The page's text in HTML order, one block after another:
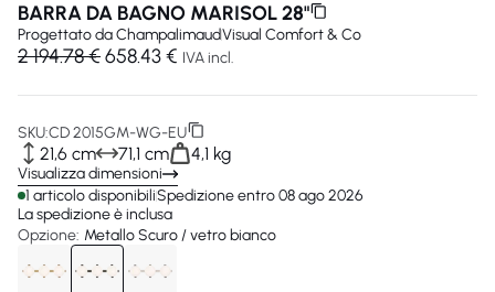
BARRA DA BAGNO MARISOL 28"
Progettato daChampalimaudVisual Comfort & Co
2 194.78 €658.43 € IVA incl.
SKU:CD 2015GM-WG-EU
21,6 cm 71,1 cm 4,1 kg
Visualizza dimensioni
1 articolo disponibiliSpedizione entro 08 ago 2026
La spedizione è inclusa
Opzione: Metallo Scuro / vetro bianco